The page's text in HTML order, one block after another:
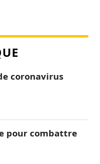
coronavirus
pour combattre